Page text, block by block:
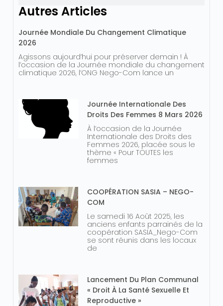
Autres Articles
Journée Mondiale Du Changement Climatique
2026
Agissons aujourd’hui pour préserver demain ! À
l’occasion de la Journée mondiale du changement
climatique 2026, l’ONG Nego-Com lance un
Journée Internationale Des
Droits Des Femmes 8 Mars 2026
À l’occasion de la Journée
Internationale des Droits des
Femmes 2026, placée sous le
thème « Pour TOUTES les
femmes
COOPÉRATION SASIA – NEGO-
COM
Le samedi 16 Août 2025, les
anciens enfants parrainés de la
coopération SASIA_Nego-Com
se sont réunis dans les locaux
de
Lancement Du Plan Communal
« Droit À La Santé Sexuelle Et
Reproductive »